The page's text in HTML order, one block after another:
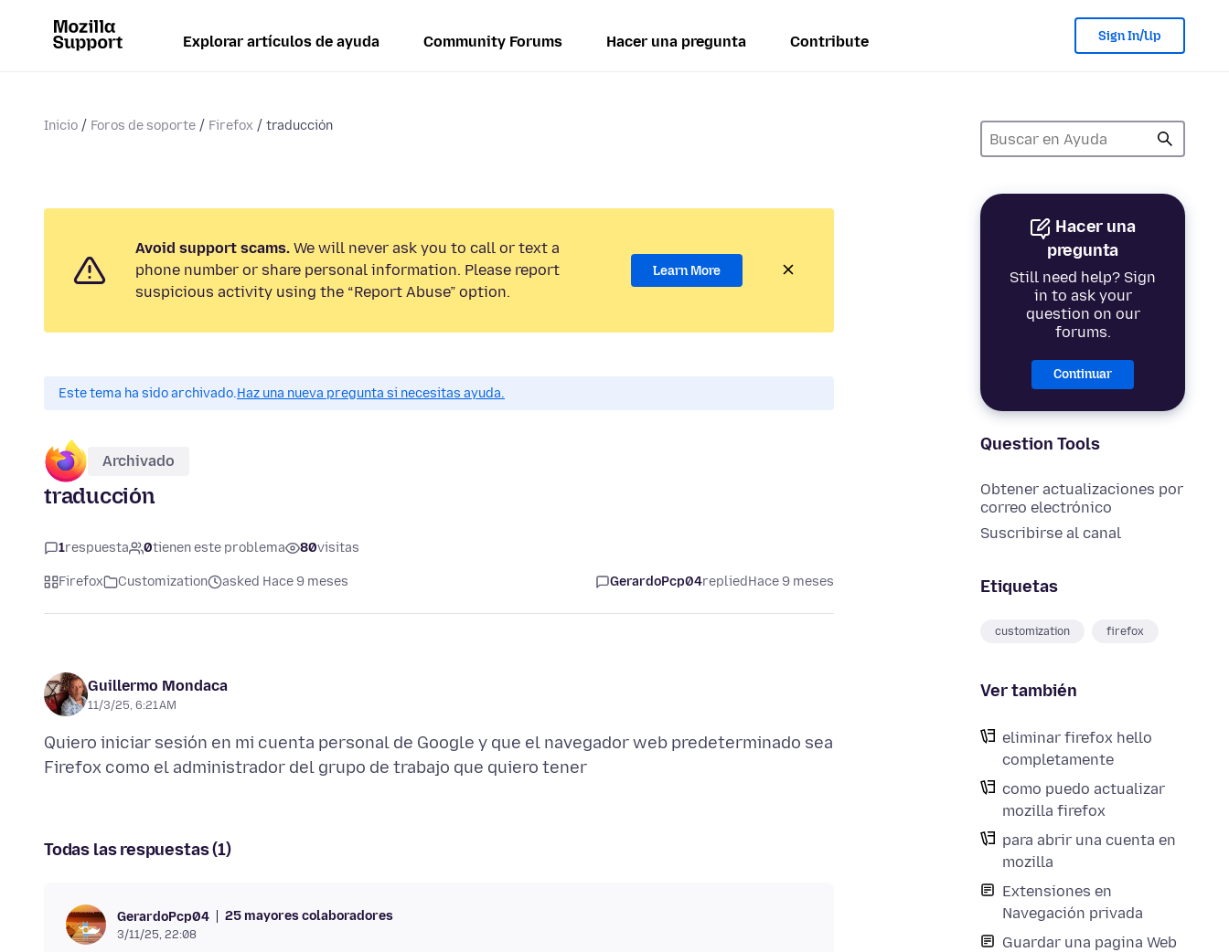
Explorar artículos de ayuda Community Forums Hacer una pregunta Contribute Sign In/Up
Inicio Foros de soporte Firefox traducción
Hacer una
pregunta
Still need help? Sign
in to ask your
question on our
forums.
Continuar
Question Tools
Obtener actualizaciones por
correo electrónico
Suscribirse al canal
Etiquetas
customization firefox
Ver también
eliminar firefox hello
completamente
como puedo actualizar
mozilla firefox
para abrir una cuenta en
mozilla
Extensiones en
Navegación privada
Guardar una pagina Web
Avoid support scams. We will never ask you to call or text a
phone number or share personal information. Please report
suspicious activity using the “Report Abuse” option.
Learn More
Este tema ha sido archivado.Haz una nueva pregunta si necesitas ayuda.
Archivado
traducción
1respuesta 0tienen este problema 80visitas
Firefox Customization asked Hace 9 meses GerardoPcp04repliedHace 9 meses
Guillermo Mondaca
11/3/25, 6:21 AM
Quiero iniciar sesión en mi cuenta personal de Google y que el navegador web predeterminado sea
Todas las respuestas (1)
GerardoPcp04 25 mayores colaboradores
3/11/25, 22:08